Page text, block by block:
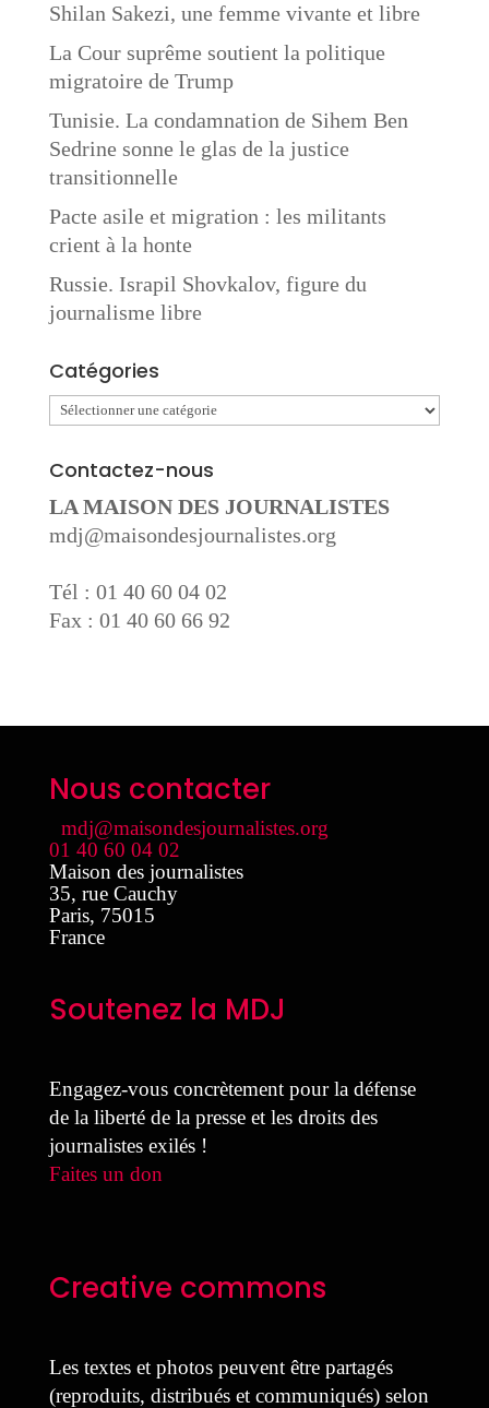
Shilan Sakezi, une femme vivante et libre
La Cour suprême soutient la politique
migratoire de Trump
Tunisie. La condamnation de Sihem Ben
Sedrine sonne le glas de la justice
transitionnelle
Pacte asile et migration : les militants
crient à la honte
Russie. Israpil Shovkalov, figure du
journalisme libre
Catégories
Catégories
Contactez-nous
LA MAISON DES JOURNALISTES
mdj@maisondesjournalistes.org
Tél : 01 40 60 04 02
Fax : 01 40 60 66 92
Nous contacter
mdj@maisondesjournalistes.org
01 40 60 04 02
Maison des journalistes
35, rue Cauchy
Paris, 75015
France
Soutenez la MDJ
Engagez-vous concrètement pour la défense
de la liberté de la presse et les droits des
journalistes exilés !
Faites un don
Creative commons
Les textes et photos peuvent être partagés
(reproduits, distribués et communiqués) selon